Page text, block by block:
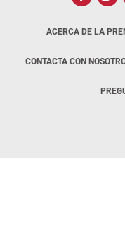
ACERCA DE LA
CONTACTA CON